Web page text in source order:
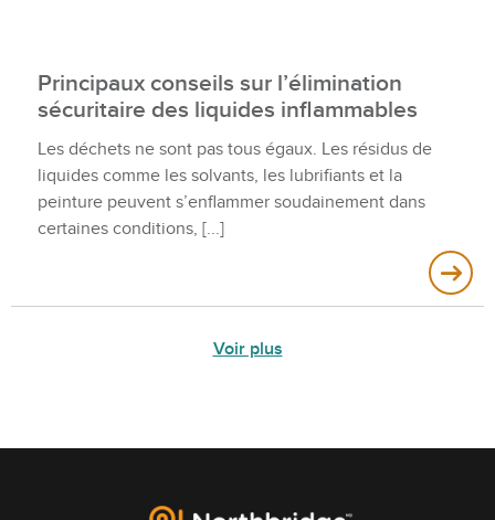
Principaux conseils sur l’élimination
sécuritaire des liquides inflammables
Les déchets ne sont pas tous égaux. Les résidus de
liquides comme les solvants, les lubrifiants et la
peinture peuvent s’enflammer soudainement dans
certaines conditions,
Voir plus